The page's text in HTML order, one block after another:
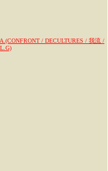
/ DECULTURES / 我流 /